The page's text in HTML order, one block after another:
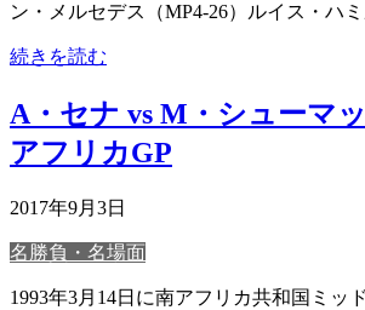
ン・メルセデス（MP4-26）ルイス・ハ
続きを読む
A・セナ vs M・シューマ
アフリカGP
2017年9月3日
名勝負・名場面
1993年3月14日に南アフリカ共和国ミッ